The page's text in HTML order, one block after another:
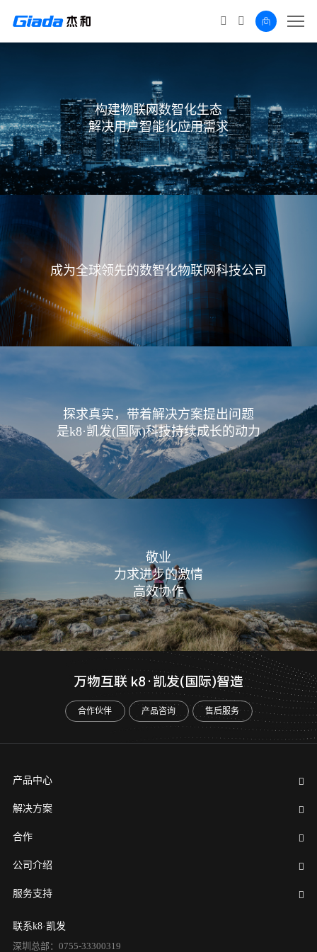
构建物联网数智化生态
解决用户智能化应用需求
成为全球领先的数智化物联网科技公司
探求真实，带着解决方案提出问题
是k8·凯发(国际)科技持续成长的动力
敬业
力求进步的激情
高效协作
万物互联 k8·凯发(国际)智造
合作伙伴 产品咨询 售后服务
产品中心
解决方案
合作
公司介绍
服务支持
联系k8·凯发
深圳总部：0755-33300319